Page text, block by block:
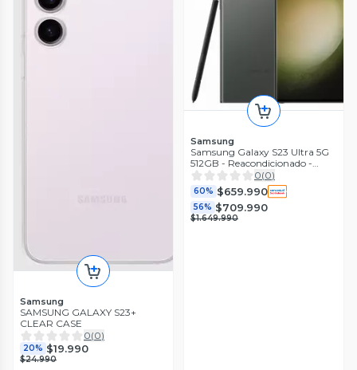
Samsung
SAMSUNG GALAXY S23+
CLEAR CASE
0(0)
20% $19.990
$24.990
Samsung
Samsung Galaxy S23 Ultra 5G
512GB - Reacondicionado -
Verde
0(0)
60% $659.990
56% $709.990
$1.649.990